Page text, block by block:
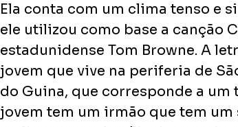
Ela conta com um clima tenso e
ele utilizou como base a canção
estadunidense Tom Browne. A
jovem que vive na periferia de
do Guina, que corresponde a
jovem tem um irmão que tem